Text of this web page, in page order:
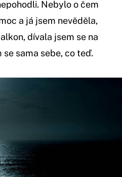
Nebylo o čem
a já jsem nevěděla,
dívala jsem se na
sama sebe, co teď.